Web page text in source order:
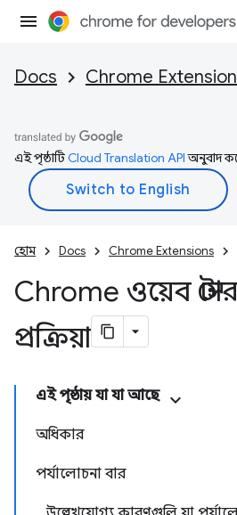
Docs Chrome
এই পৃষ্ঠাটিCloud Translation APIঅনুবাদ
হোম Docs Chrome Extensions
Chrome ওয়েব
প্রক্রিয়া
এই পৃষ্ঠায় যা যা আছে
অধিকার
পর্যালোচনা বার